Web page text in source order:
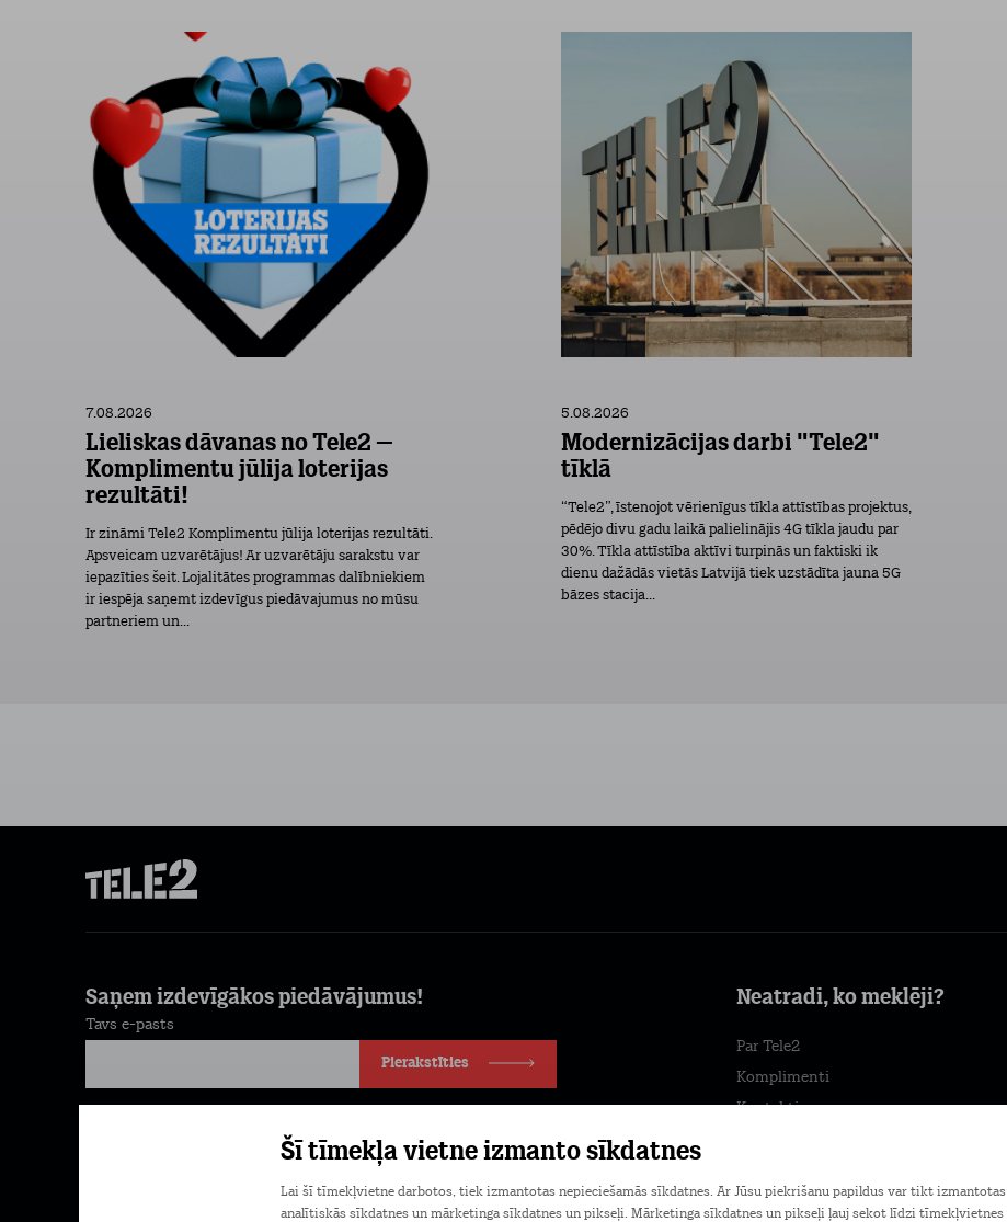
Šī tīmekļa vietne izmanto sīkdatnes
Lai šī tīmekļvietne darbotos, tiek izmantotas nepieciešamās sīkdatnes. Ar Jūsu piekrišanu papildus var tikt izmantotas
analītiskās sīkdatnes un mārketinga sīkdatnes un pikseļi. Mārketinga sīkdatnes un pikseļi ļauj sekot līdzi tīmekļvietnes
7.08.2026
Lieliskas dāvanas no Tele2 –
Komplimentu jūlija loterijas
rezultāti!
Ir zināmi Tele2 Komplimentu jūlija loterijas rezultāti.
Apsveicam uzvarētājus! Ar uzvarētāju sarakstu var
iepazīties šeit. Lojalitātes programmas dalībniekiem
ir iespēja saņemt izdevīgus piedāvajumus no mūsu
partneriem un...
5.08.2026
Modernizācijas darbi "Tele2"
tīklā
“Tele2”, īstenojot vērienīgus tīkla attīstības projektus,
pēdējo divu gadu laikā palielinājis 4G tīkla jaudu par
30%. Tīkla attīstība aktīvi turpinās un faktiski ik
dienu dažādās vietās Latvijā tiek uzstādīta jauna 5G
bāzes stacija...
Saņem izdevīgākos piedāvājumus!
Tavs e-pasts
Pierakstīties
Privātuma politikā.
Neatradi, ko meklēji?
Par Tele2
Komplimenti
Kontakti
Jaunumi